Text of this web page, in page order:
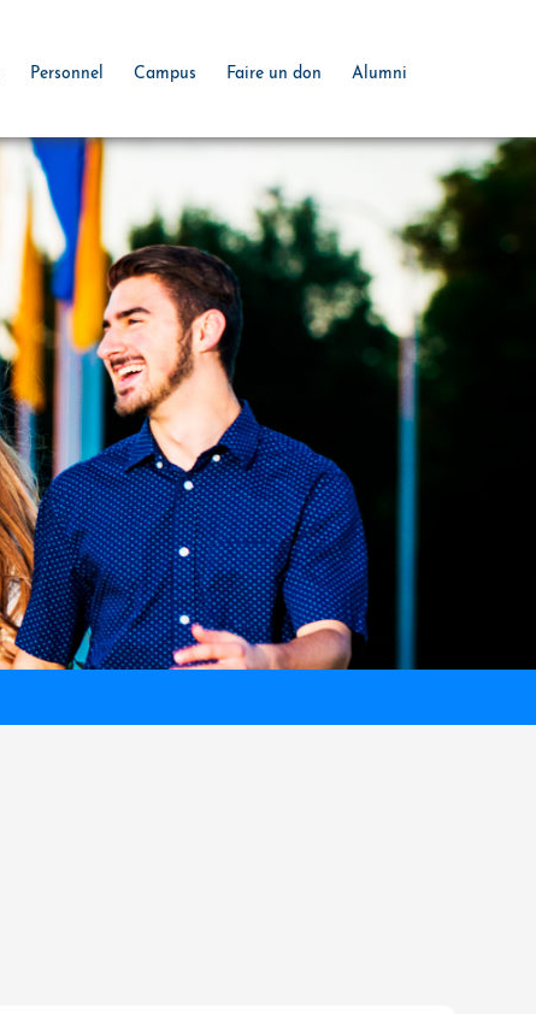
Personnel Campus Faire un don Alumni